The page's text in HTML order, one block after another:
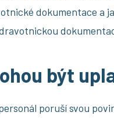
dokumentace a
být
poruší svou